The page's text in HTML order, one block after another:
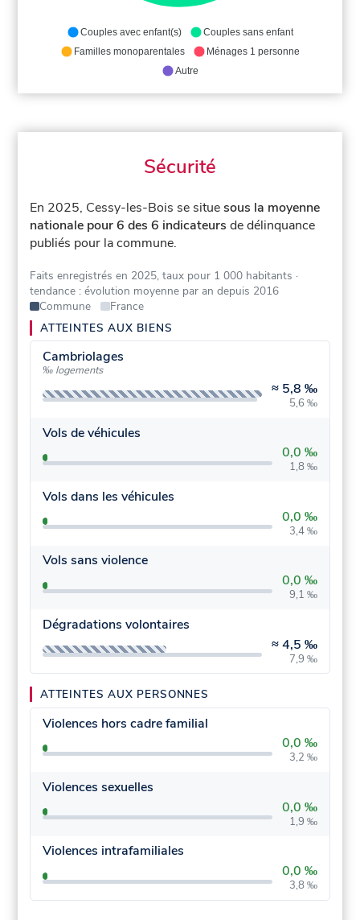
Couples avec enfant(s)
Couples sans enfant
Familles monoparentales
Ménages 1 personne
Autre
Sécurité
En 2025, Cessy-les-Bois se situesous la moyenne
nationale pour 6 des 6 indicateurs de délinquance
publiés pour la commune.
Faits enregistrés en 2025, taux pour 1 000 habitants ·
tendance : évolution moyenne par an depuis 2016
Commune
France
ATTEINTES AUX BIENS
Cambriolages
‰ logements
≈ 5,8 ‰
5,6 ‰
Vols de véhicules
0,0 ‰
1,8 ‰
Vols dans les véhicules
0,0 ‰
3,4 ‰
Vols sans violence
0,0 ‰
9,1 ‰
Dégradations volontaires
≈4,5 ‰
7,9 ‰
ATTEINTES AUX PERSONNES
Violences hors cadre familial
0,0 ‰
3,2 ‰
Violences sexuelles
0,0 ‰
1,9 ‰
Violences intrafamiliales
0,0 ‰
3,8 ‰